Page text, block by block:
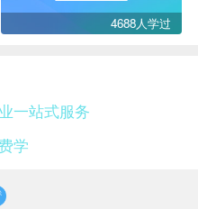
4688人学过
一站式服务
学